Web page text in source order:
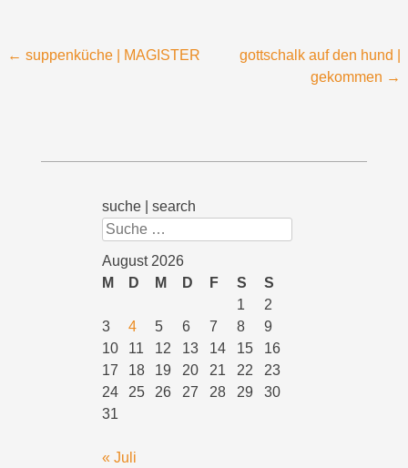
Beitragsnavigation
← suppenküche | MAGISTER
gottschalk auf den hund |
gekommen →
suche | search
Suchen
August 2026
M
D M D F S
S
1
2
3
4 5 6 7 8
9
10
11 12 13 14 15
16
17
18 19 20 21 22
23
24
25 26 27 28 29
30
31
« Juli